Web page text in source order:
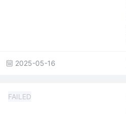
2025-05-16
FAILED